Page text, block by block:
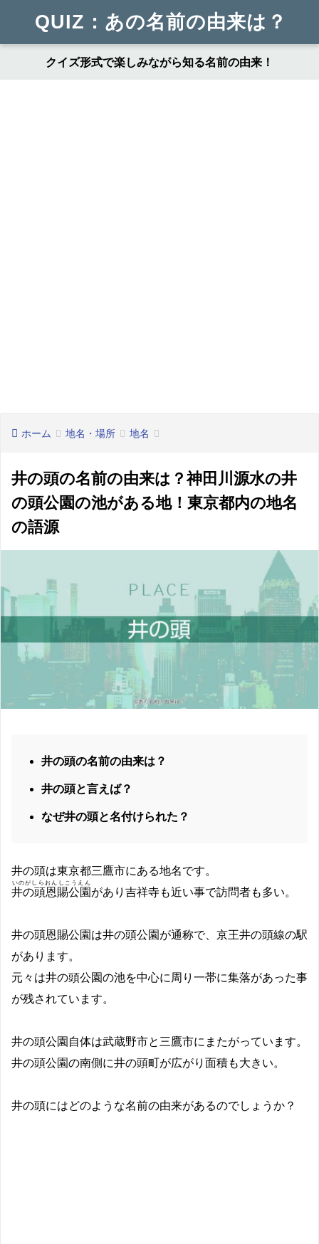
QUIZ：あの名前の由来は？
クイズ形式で楽しみながら知る名前の由来！
ホーム 地名・場所 地名
井の頭の名前の由来は？神田川源水の井
の頭公園の池がある地！東京都内の地名
の語源
井の頭の名前の由来は？
井の頭と言えば？
なぜ井の頭と名付けられた？
井の頭は東京都三鷹市にある地名です。
井の頭恩賜公園
いのがしらおんしこうえん
があり吉祥寺も近い事で訪問者も多い。
井の頭恩賜公園は井の頭公園が通称で、京王井の頭線の駅
があります。
元々は井の頭公園の池を中心に周り一帯に集落があった事
が残されています。
井の頭公園自体は武蔵野市と三鷹市にまたがっています。
井の頭公園の南側に井の頭町が広がり面積も大きい。
井の頭にはどのような名前の由来があるのでしょうか？